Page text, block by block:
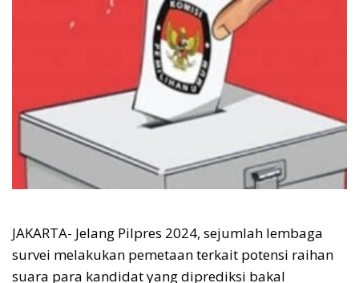
JAKARTA- Jelang Pilpres 2024, sejumlah lembaga
survei melakukan pemetaan terkait potensi raihan
suara para kandidat yang diprediksi bakal